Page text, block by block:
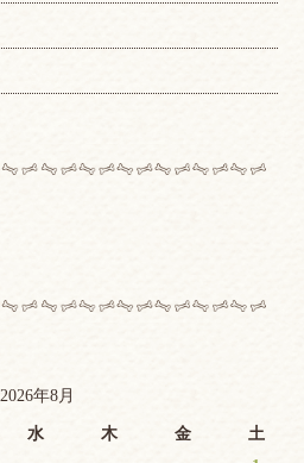
2026年8月
水 木 金
土